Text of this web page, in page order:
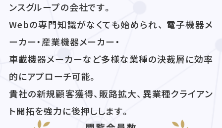
ンスグループの会社です。
Webの専門知識がなくても始められ、 電子機器メ
ーカー・産業機器メーカー・
車載機器メーカーなど多様な業種の決裁層に効率
的にアプローチ可能。
貴社の新規顧客獲得、販路拡大、異業種クライアン
ト開拓を強力に後押しします。